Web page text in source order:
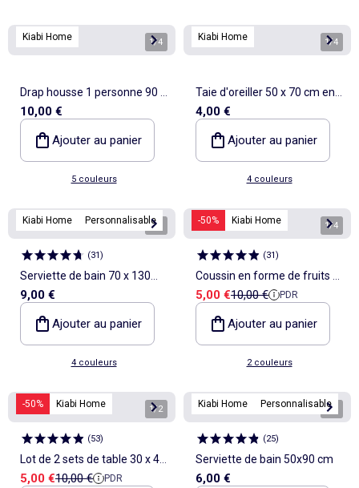
Kiabi Home 1/4
Drap housse 1 personne 90 x
190 en coton
10,00 €
Ajouter au panier
5 couleurs
Kiabi Home 1/4
Taie d'oreiller 50 x 70 cm en
coton
4,00 €
Ajouter au panier
4 couleurs
Kiabi Home Personnalisable
1/
(31)
Serviette de bain 70 x 130
cm
9,00 €
Ajouter au panier
4 couleurs
-50% Kiabi Home 1/4
(31)
Coussin en forme de fruits et
légumes - fraise
Prix de vente
5,00 €Prix de référence
10,00 € PDR
Ajouter au panier
2 couleurs
-50% Kiabi Home 1/2
(53)
Lot de 2 sets de table 30 x 45
cm - Kiabi Home
Prix de vente
5,00 €Prix de référence
10,00 € PDR
Kiabi Home Personnalisable
1/
(25)
Serviette de bain 50x90 cm
6,00 €